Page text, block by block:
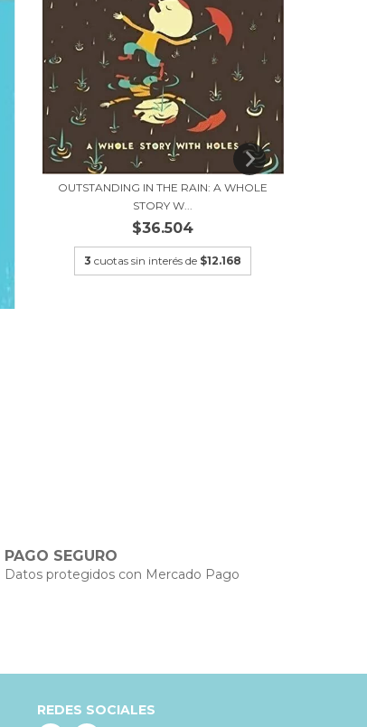
OUTSTANDING IN THE RAIN: A WHOLE
STORY W...
$36.504
3 cuotas sin interés de $12.168
PAGO SEGURO
Datos protegidos con Mercado Pago
REDES SOCIALES